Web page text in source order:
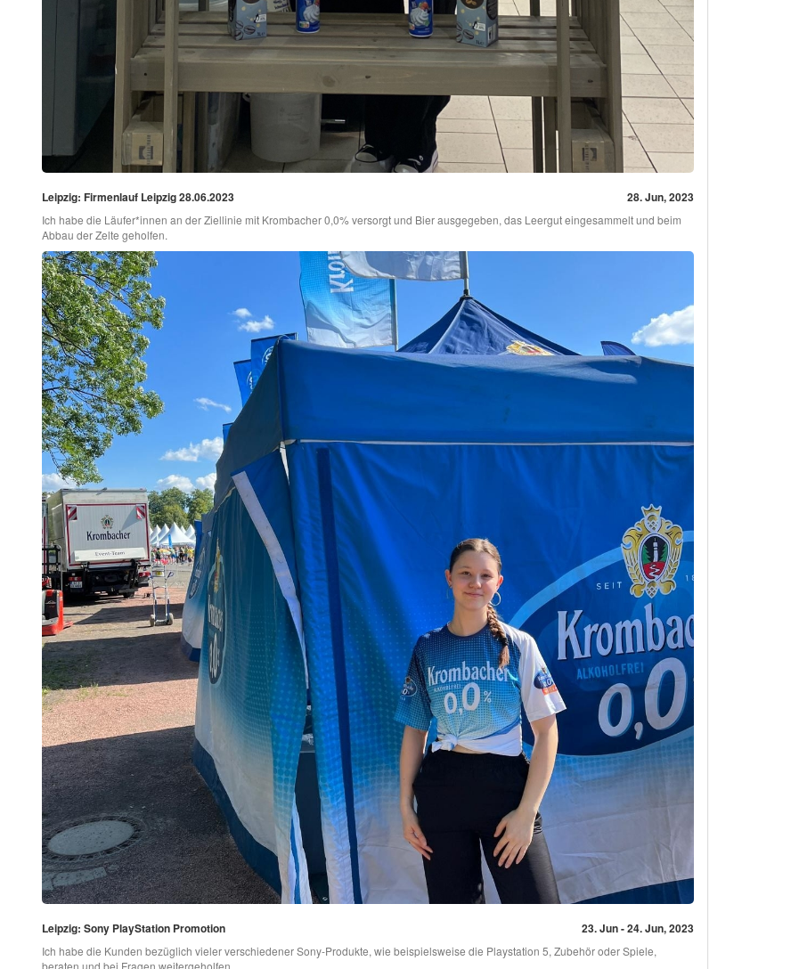
Leipzig: Firmenlauf Leipzig 28.06.2023 28. Jun, 2023
Ich habe die Läufer*innen an der Ziellinie mit Krombacher 0,0% versorgt und Bier ausgegeben, das Leergut eingesammelt und beim
Abbau der Zelte geholfen.
Leipzig: Sony PlayStation Promotion 23. Jun - 24. Jun, 2023
Ich habe die Kunden bezüglich vieler verschiedener Sony-Produkte, wie beispielsweise die Playstation 5, Zubehör oder Spiele,
beraten und bei Fragen weitergeholfen.